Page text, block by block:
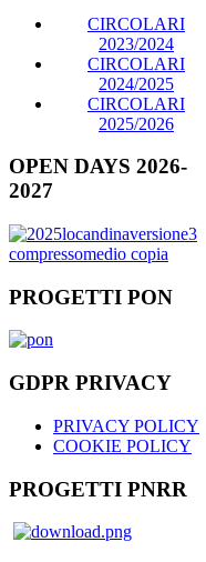
CIRCOLARI
2023/2024
CIRCOLARI
2024/2025
CIRCOLARI
2025/2026
OPEN DAYS 2026-
2027
PROGETTI PON
GDPR PRIVACY
PRIVACY POLICY
COOKIE POLICY
PROGETTI PNRR